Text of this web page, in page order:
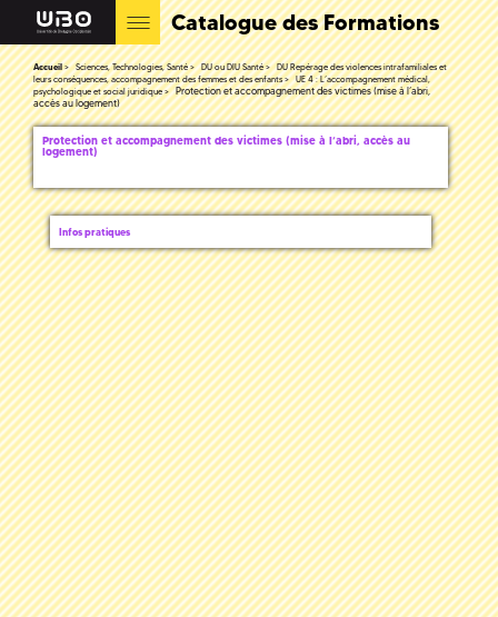
Catalogue des Formations
Accueil Sciences, Technologies, Santé DU ou DIU Santé
DU Repérage des violences intrafamiliales et
leurs conséquences, accompagnement des femmes et des enfants
UE 4 : L’accompagnement médical,
psychologique et social juridique
Protection et accompagnement des victimes (mise à l’abri,
accès au logement)
Protection et accompagnement des victimes (mise à l’abri, accès au
logement)
Infos pratiques